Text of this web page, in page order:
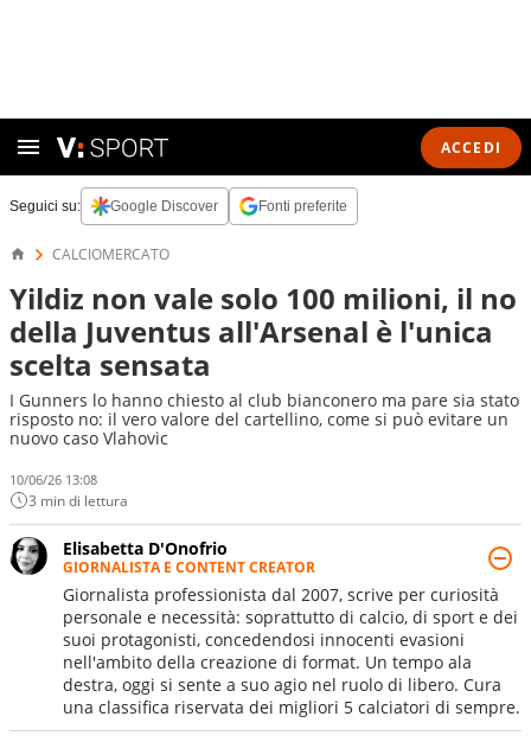
ACCEDI
Seguici su: Google Discover Fonti preferite
CALCIOMERCATO
Yildiz non vale solo 100 milioni, il no
della Juventus all'Arsenal è l'unica
scelta sensata
I Gunners lo hanno chiesto al club bianconero ma pare sia stato
risposto no: il vero valore del cartellino, come si può evitare un
nuovo caso Vlahovic
10/06/26 13:08
3 min di lettura
Elisabetta D'Onofrio
GIORNALISTA E CONTENT CREATOR
Giornalista professionista dal 2007, scrive per curiosità
personale e necessità: soprattutto di calcio, di sport e dei
suoi protagonisti, concedendosi innocenti evasioni
nell'ambito della creazione di format. Un tempo ala
destra, oggi si sente a suo agio nel ruolo di libero. Cura
una classifica riservata dei migliori 5 calciatori di sempre.